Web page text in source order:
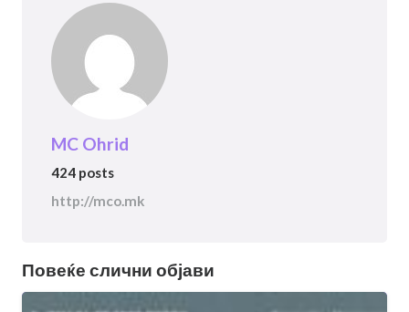
MC Ohrid
424 posts
http://mco.mk
Повеќе слични објави